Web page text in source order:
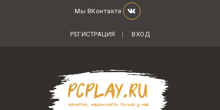
Мы ВКонтакте
РЕГИСТРАЦИЯ ВХОД